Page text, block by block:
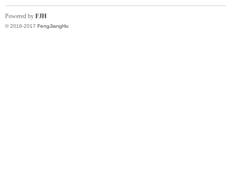
Powered by FJH
© 2016-2017 FengJiangHu